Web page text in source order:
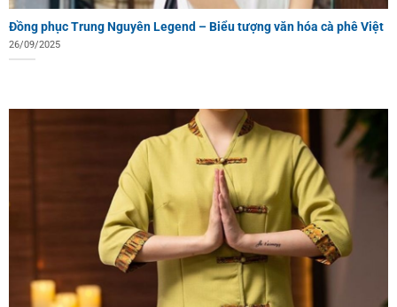
Đồng phục Trung Nguyên Legend – Biểu tượng văn hóa cà phê Việt
26/09/2025